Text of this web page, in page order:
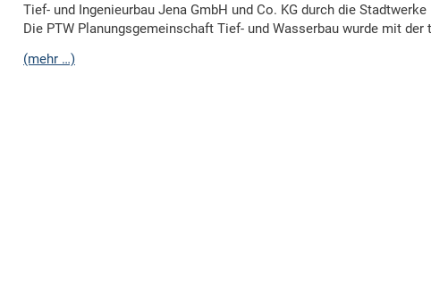
Tief- und Ingenieurbau Jena GmbH und Co. KG durch die
Die PTW Planungsgemeinschaft Tief- und Wasserbau wurde mit
(mehr …)